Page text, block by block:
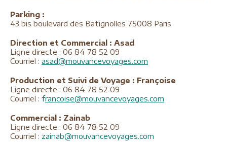
Parking :
43 bis boulevard des Batignolles 75008 Paris
Direction et Commercial : Asad
Ligne directe : 06 84 78 52 09
Courriel : asad@mouvancevoyages.com
Production et Suivi de Voyage : Françoise
Ligne directe : 06 84 78 52 09
Courriel : francoise@mouvancevoyages.com
Commercial : Zainab
Ligne directe : 06 84 78 52 09
Courriel : zainab@mouvancevoyages.com